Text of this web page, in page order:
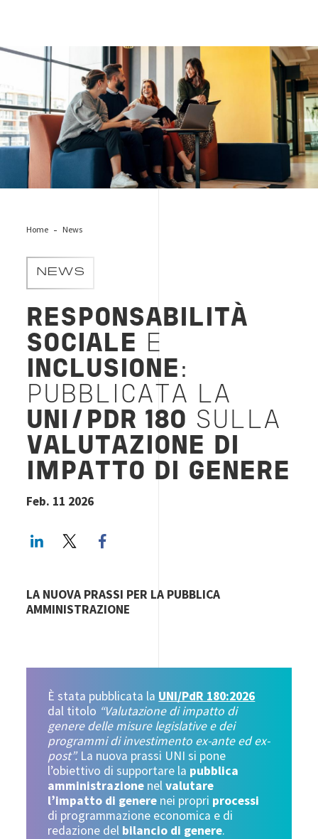
Parita-di-genere
Home News
NEWS
RESPONSABILITÀ
SOCIALE
E
INCLUSIONE :
PUBBLICATA LA
UNI/PDR 180 SULLA
VALUTAZIONE DI
IMPATTO DI GENERE
Feb. 11 2026
LinkedInTwitter
LA NUOVA PRASSI PER LA PUBBLICA
AMMINISTRAZIONE
È stata pubblicata la UNI/PdR 180:2026
dal titolo “Valutazione di impatto di
genere delle misure legislative e dei
programmi di investimento ex-ante ed ex-
post”.La nuova prassi UNI si pone
l’obiettivo di supportare la pubblica
amministrazione nelvalutare
l’impatto di genere nei propri processi
di programmazione economica e di
redazione del bilancio di genere.